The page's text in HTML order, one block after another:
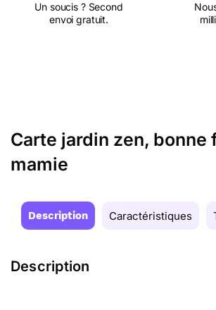
Un soucis ? Second
envoi gratuit.
Carte jardin zen, bonne
mamie
Description Caractéristiques
Description